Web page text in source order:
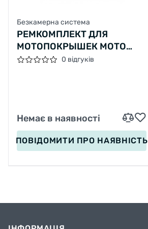
Безкамерна система
РЕМКОМПЛЕКТ ДЛЯ
МОТОПОКРЫШЕК MOTO
POWER SPORT (ГЕРМЕТИК +
0 відгуків
Немає в наявності
ПОВІДОМИТИ ПРО НАЯВНІСТЬ